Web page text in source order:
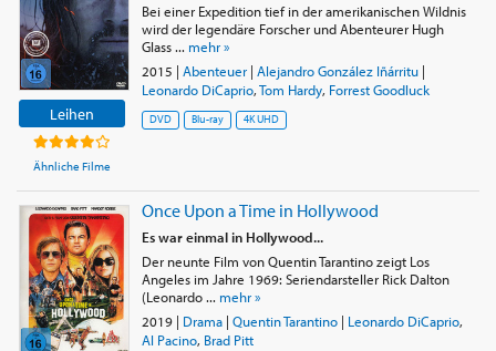
Leihen
Ähnliche Filme
Bei einer Expedition tief in der amerikanischen Wildnis
wird der legendäre Forscher und Abenteurer Hugh
Glass ... mehr »
2015 | Abenteuer| Alejandro González Iñárritu|
Leonardo DiCaprio,Tom Hardy, Forrest Goodluck
DVD Blu-ray 4K UHD
Once Upon a Time in Hollywood
Es war einmal in Hollywood...
Der neunte Film von Quentin Tarantino zeigt Los
Angeles im Jahre 1969: Seriendarsteller Rick Dalton
(Leonardo ... mehr »
2019| Drama| Quentin Tarantino| Leonardo DiCaprio,
Al Pacino, Brad Pitt